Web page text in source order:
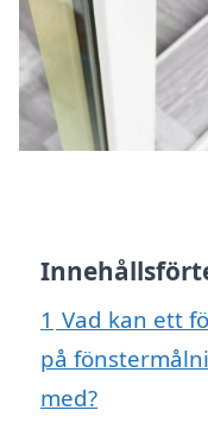
1 Vad kan ett
på
med?